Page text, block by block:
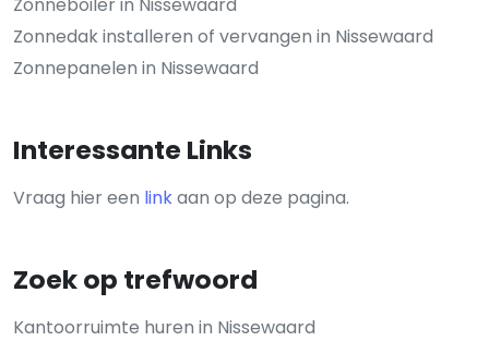
Zonnedak installeren of vervangen in Nissewaard
Zonnepanelen in Nissewaard
Interessante Links
Vraag hier een linkaan op deze pagina.
Zoek op trefwoord
Kantoorruimte huren in Nissewaard